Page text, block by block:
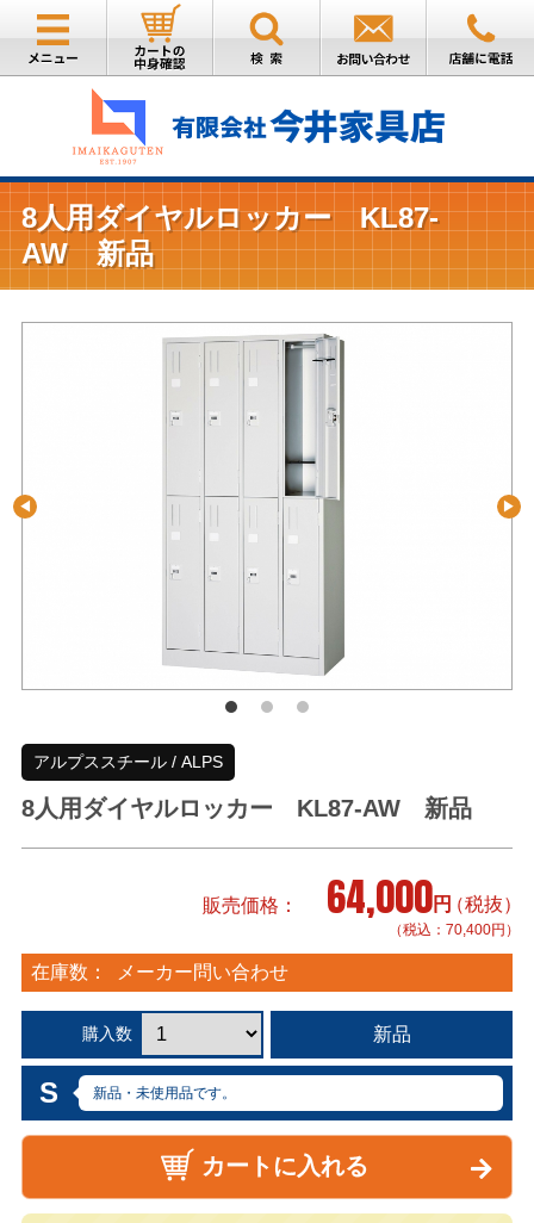
8人用ダイヤルロッカー KL87-
AW 新品
アルプススチール / ALPS
8人用ダイヤルロッカー KL87-AW 新品
販売価格 64,000円（税抜）
（税込：70,400円）
在庫数： メーカー問い合わせ
購入数 新品
S 新品・未使用品です。
カートに入れる